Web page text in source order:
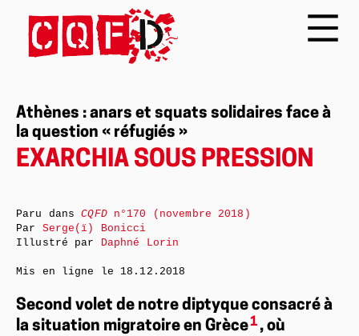
Athènes : anars et squats solidaires face à
la question « réfugiés »
EXARCHIA SOUS PRESSION
Second volet de notre diptyque consacré à
la situation migratoire en Grèce1 , où
Paru dansCQFDn°170 (novembre 2018)
Par Serge(ï) Bonicci
Illustré par Daphné Lorin
Mis en ligne le 18.12.2018